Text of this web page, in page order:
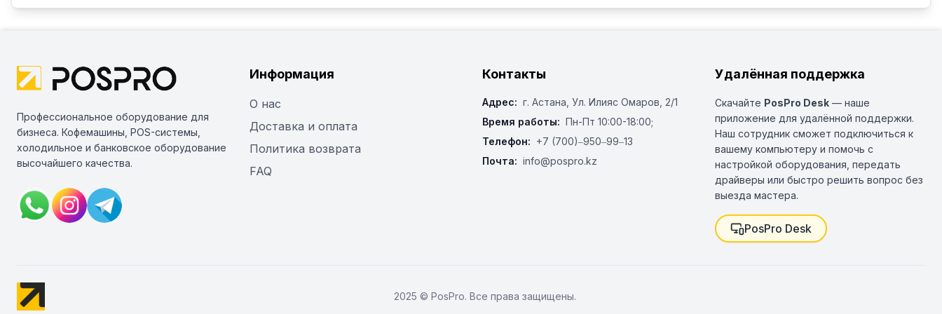
Профессиональное оборудование для
бизнеса. Кофемашины, POS-системы,
холодильное и банковское оборудование
высочайшего качества.
Информация
О нас
Доставка и оплата
Политика возврата
FAQ
Контакты
Адрес: г. Астана, ​Ул. Илияс Омаров, 2/1
Время работы: Пн-Пт 10:00-18:00;
Телефон: +7 (700)‒950‒99‒13
Почта: info@pospro.kz
Удалённая поддержка
Скачайте PosPro Desk — наше
приложение для удалённой поддержки.
Наш сотрудник сможет подключиться к
вашему компьютеру и помочь с
настройкой оборудования, передать
драйверы или быстро решить вопрос без
выезда мастера.
PosPro Desk
2025 © PosPro. Все права защищены.